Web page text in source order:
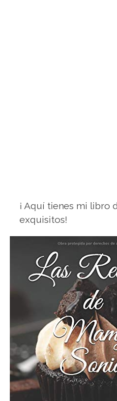
¡ Aquí tienes mi libro
exquisitos!